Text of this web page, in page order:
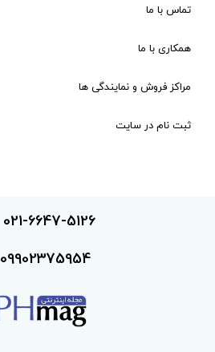
تماس با ما
همکاری با ما
مراکز فروش و نمایندگی ها
ثبت نام در سایت
021-6647-5126
09902375954